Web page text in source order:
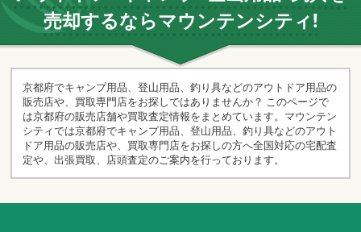
売却するならマウンテンシティ!
京都府でキャンプ用品、登山用品、釣り具などのアウトドア用品の
販売店や、買取専門店をお探しではありませんか？ このページで
は京都府の販売店舗や買取査定情報をまとめています。マウンテン
シティでは京都府でキャンプ用品、登山用品、釣り具などのアウト
ドア用品の販売店や、買取専門店をお探しの方へ全国対応の宅配査
定や、出張買取、店頭査定のご案内を行っております。